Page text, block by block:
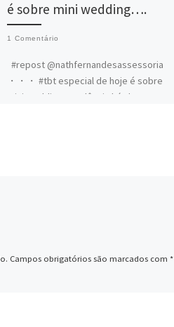
é sobre mini wedding….
1 Comentário
#repost @nathfernandesassessoria
・・・ #tbt especial de hoje é sobre
mini wedding. Tendência há algum
Campos obrigatórios são marcados com *